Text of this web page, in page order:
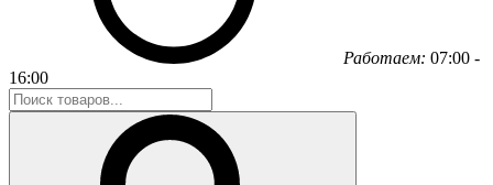
Работаем: 07:00 -
16:00